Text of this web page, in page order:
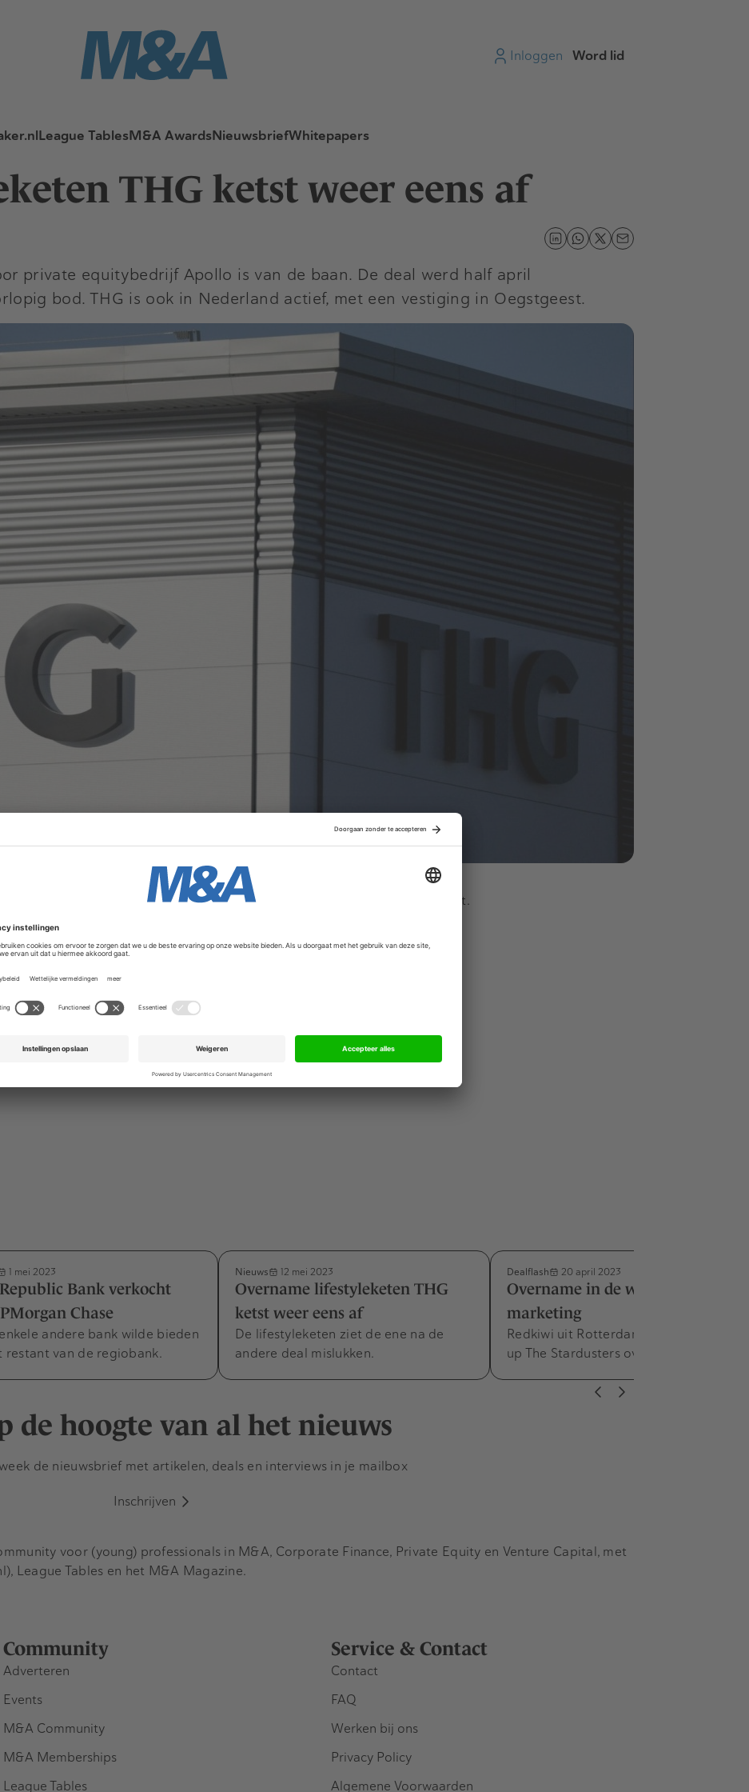
Inloggen Word lid
League TablesM&A AwardsNieuwsbriefWhitepapers
THG ketst weer eens af
private equitybedrijf Apollo is van de baan. De deal werd half april
bod. THG is ook in Nederland actief, met een vestiging in Oegstgeest.
gecommuniceerd door de Londense beurs, waar THG een notering heeft.
bod bevestigd moeten worden. Voorheen ging het bedrijf als The Hut
een overnamepoging van THG op de klippen loopt. De biedingen die de
afgewimpeld omdat ze te laag waren.
Capital, die 2,1 miljard wilde betalen. Sinds een jaar stuurt THG de
1 mei 2023
Bank verkocht
Chase
andere bank wilde bieden
restant van de regiobank.
Nieuws 12 mei 2023
Overname lifestyleketen THG
ketst weer eens af
De lifestyleketen ziet de ene na de
andere deal mislukken.
Dealflash 20 april 2023
Overname in de wereld van de
marketing
Redkiwi uit Rotterdam neemt de start-
up The Stardusters over.
de hoogte van al het nieuws
de nieuwsbrief met artikelen, deals en interviews in je mailbox
Inschrijven
Community
Adverteren
Events
M&A Community
M&A Memberships
League Tables
Service & Contact
Contact
FAQ
Werken bij ons
Privacy Policy
Algemene Voorwaarden
voor (young) professionals in M&A, Corporate Finance, Private Equity en Venture Capital, met
League Tables en het M&A Magazine.